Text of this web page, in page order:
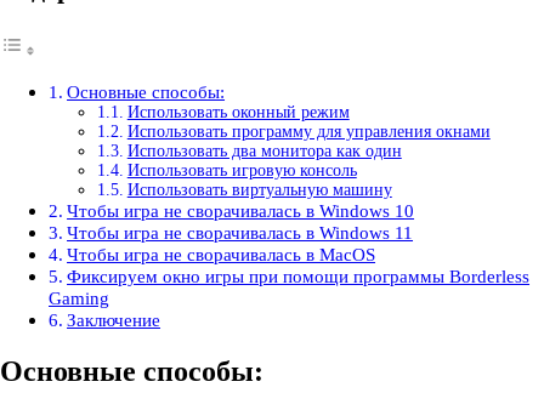
Основные способы:
Использовать оконный режим
Использовать программу для управления окнами
Использовать два монитора как один
Использовать игровую консоль
Использовать виртуальную машину
Чтобы игра не сворачивалась в Windows 10
Чтобы игра не сворачивалась в Windows 11
Чтобы игра не сворачивалась в MacOS
Фиксируем окно игры при помощи программы Borderless
Gaming
Заключение
Основные способы: